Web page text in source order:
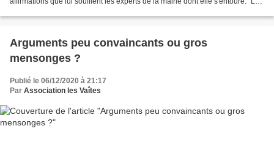
Arguments peu convaincants ou gros
mensonges ?
Publié le 06/12/2020 à 21:17
Par Association les Vaîtes